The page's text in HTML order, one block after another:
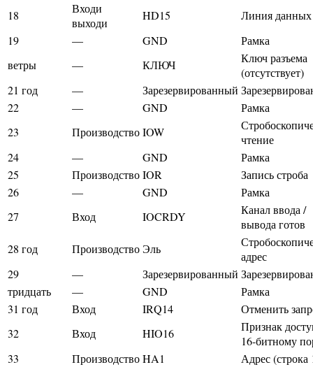
18
Входи
выходи
HD15
Линия
19
— GND
Рамка
ветры
— КЛЮЧ
Ключ разъема
(отсутствует)
21 год
— Зарезервированный
22
— GND
Рамка
23
ПроизводствоIOW
чтение
24
— GND
Рамка
25
ПроизводствоIOR
Запись строба
26
— GND
Рамка
27
Вход IOCRDY
Канал ввода /
вывода готов
28 год
ПроизводствоЭль
адрес
29
— Зарезервированный
тридцать
— GND
Рамка
31 год
Вход IRQ14
Отменить
32
Вход HIO16
Признак
16-битному
33
ПроизводствоHA1
Адрес (строка